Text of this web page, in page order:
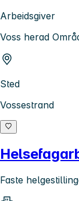
Arbeidsgiver
Voss herad
Sted
Vossestrand
Faste